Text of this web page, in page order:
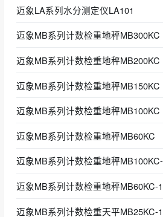
迈象LA系列水分测定仪LA101
迈象MB系列计数检重地秤MB300KC
迈象MB系列计数检重地秤MB200KC
迈象MB系列计数检重地秤MB150KC
迈象MB系列计数检重地秤MB100KC
迈象MB系列计数检重地秤MB60KC
迈象MB系列计数检重地秤
迈象MB系列计数检重地秤MB60KC-1
迈象MB系列计数检重天平MB25KC-1